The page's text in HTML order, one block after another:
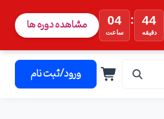
04
ساعت
: 44
دقیقه مشاهده دوره ها
ورود/ثبت نام